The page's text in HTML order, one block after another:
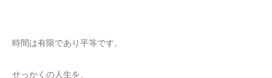
時間は有限であり平等です。
せっかくの人生を、